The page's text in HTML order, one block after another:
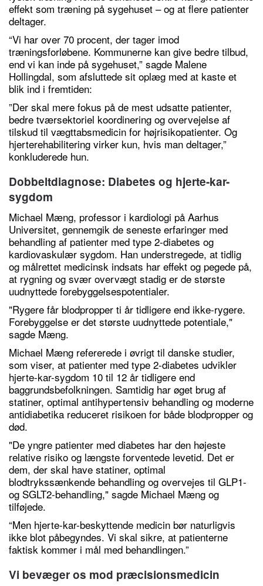
effekt som træning på sygehuset – og at flere patienter
deltager.
“Vi har over 70 procent, der tager imod
træningsforløbene. Kommunerne kan give bedre tilbud,
end vi kan inde på sygehuset,” sagde Malene
Hollingdal, som afsluttede sit oplæg med at kaste et
blik ind i fremtiden:
”Der skal mere fokus på de mest udsatte patienter,
bedre tværsektoriel koordinering og overvejelse af
tilskud til vægttabsmedicin for højrisikopatienter. Og
hjerterehabilitering virker kun, hvis man deltager,”
konkluderede hun.
Dobbeltdiagnose: Diabetes og hjerte-kar-
sygdom
Michael Mæng, professor i kardiologi på Aarhus
Universitet, gennemgik de seneste erfaringer med
behandling af patienter med type 2-diabetes og
kardiovaskulær sygdom. Han understregede, at tidlig
og målrettet medicinsk indsats har effekt og pegede på,
at rygning og svær overvægt stadig er de største
uudnyttede forebyggelsespotentialer.
"Rygere får blodpropper ti år tidligere end ikke-rygere.
Forebyggelse er det største uudnyttede potentiale,"
sagde Mæng.
Michael Mæng refererede i øvrigt til danske studier,
som viser, at patienter med type 2-diabetes udvikler
hjerte-kar-sygdom 10 til 12 år tidligere end
baggrundsbefolkningen. Samtidig har øget brug af
statiner, optimal antihypertensiv behandling og moderne
antidiabetika reduceret risikoen for både blodpropper og
død.
"De yngre patienter med diabetes har den højeste
relative risiko og længste forventede levetid. Det er
dem, der skal have statiner, optimal
blodtrykssænkende behandling og overvejes til GLP1-
og SGLT2-behandling," sagde Michael Mæng og
tilføjede.
“Men hjerte-kar-beskyttende medicin bør naturligvis
ikke blot påbegyndes. Vi skal sikre, at patienterne
faktisk kommer i mål med behandlingen.”
Vi bevæger os mod præcisionsmedicin